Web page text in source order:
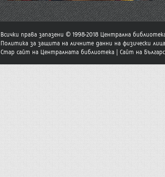
Всички права запазени © 1998-2018 Централна
Политика за защита на личните данни на физически
Стар сайт на Централната библиотека
Сайт на